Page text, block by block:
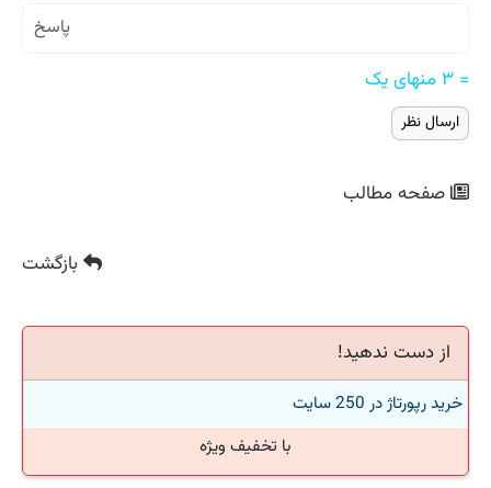
= ۳ منهای یک
صفحه مطالب
بازگشت
از دست ندهید!
خرید رپورتاژ در 250 سایت
با تخفیف ویژه